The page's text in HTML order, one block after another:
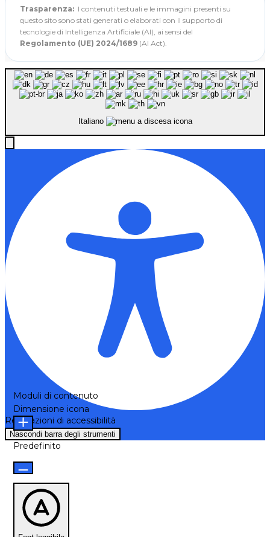
Trasparenza: I contenuti testuali e le immagini presenti su
questo sito sono stati generati o elaborati con il supporto di
tecnologie di Intelligenza Artificiale (AI), ai sensi del
Regolamento (UE) 2024/1689 (AI Act).
Italiano
Regolazioni di accessibilità
Nascondi barra degli strumenti
Moduli di contenuto
Dimensione icona
Predefinito